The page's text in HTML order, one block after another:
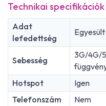
Technikai specifikációk
Adat
lefedettség
Sebesség
3G/4G/
Hotspot
Igen
Telefonszám
Nem